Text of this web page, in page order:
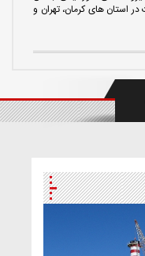
396 مگاوات در استان های کرمان، تهران و
مهندسین مشاور نیرو